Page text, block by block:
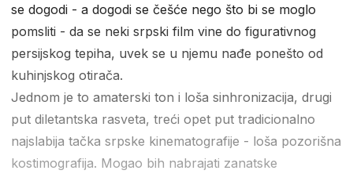
se dogodi - a dogodi se češće nego što bi se moglo
pomsliti - da se neki srpski film vine do figurativnog
persijskog tepiha, uvek se u njemu nađe ponešto od
kuhinjskog otirača.
Jednom je to amaterski ton i loša sinhronizacija, drugi
put diletantska rasveta, treći opet put tradicionalno
najslabija tačka srpske kinematografije - loša pozorišna
kostimografija. Mogao bih nabrajati zanatske